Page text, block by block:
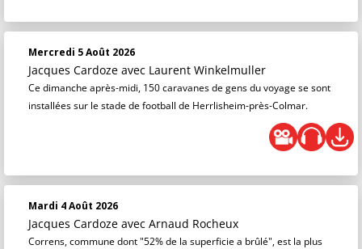
Mercredi 5 Août 2026
Jacques Cardoze avec Laurent Winkelmuller
Ce dimanche après-midi, 150 caravanes de gens du voyage se sont
installées sur le stade de football de Herrlisheim-près-Colmar.
Mardi 4 Août 2026
Jacques Cardoze avec Arnaud Rocheux
Correns, commune dont "52% de la superficie a brûlé", est la plus